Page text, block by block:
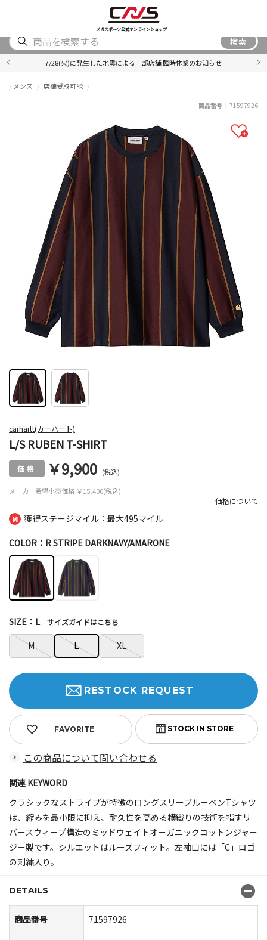
メガスポーツ公式オンラインショップ
ACCESSORY
検索
7/28(火)に発生した地震による一部店舗 臨時休業のお知らせ
獲得ステージマイル：最大495マイル
carhartt(カーハート)
L/S RUBEN T-SHIRT
メンズ 店舗受取可能
メーカー希望小売価格 ￥15,400(税込)
￥9,900 (税込)
価格について
商品番号： 71597926
COLOR：R STRIPE DARKNAVY/AMARONE
M L XL
SIZE：L サイズガイドはこちら
FAVORITE
RESTOCK REQUEST
この商品について問い合わせる
関連 KEYWORD
クラシックなストライプが特徴のロングスリーブルーベンTシャツ
は、縮みを最小限に抑え、耐久性を高める横織りの技術を指すリ
バースウィーブ構造のミッドウェイトオーガニックコットンジャー
ジー製です。シルエットはルーズフィット。左袖口には「C」ロゴ
の刺繍入り。
DETAILS
商品番号 71597926